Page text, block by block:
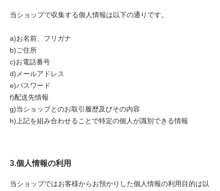
当ショップで収集する個人情報は以下の通りです。
a)お名前、フリガナ
b)ご住所
c)お電話番号
d)メールアドレス
e)パスワード
f)配送先情報
g)当ショップとのお取引履歴及びその内容
h)上記を組み合わせることで特定の個人が識別できる情報
3.個人情報の利用
当ショップではお客様からお預かりした個人情報の利用目的は以